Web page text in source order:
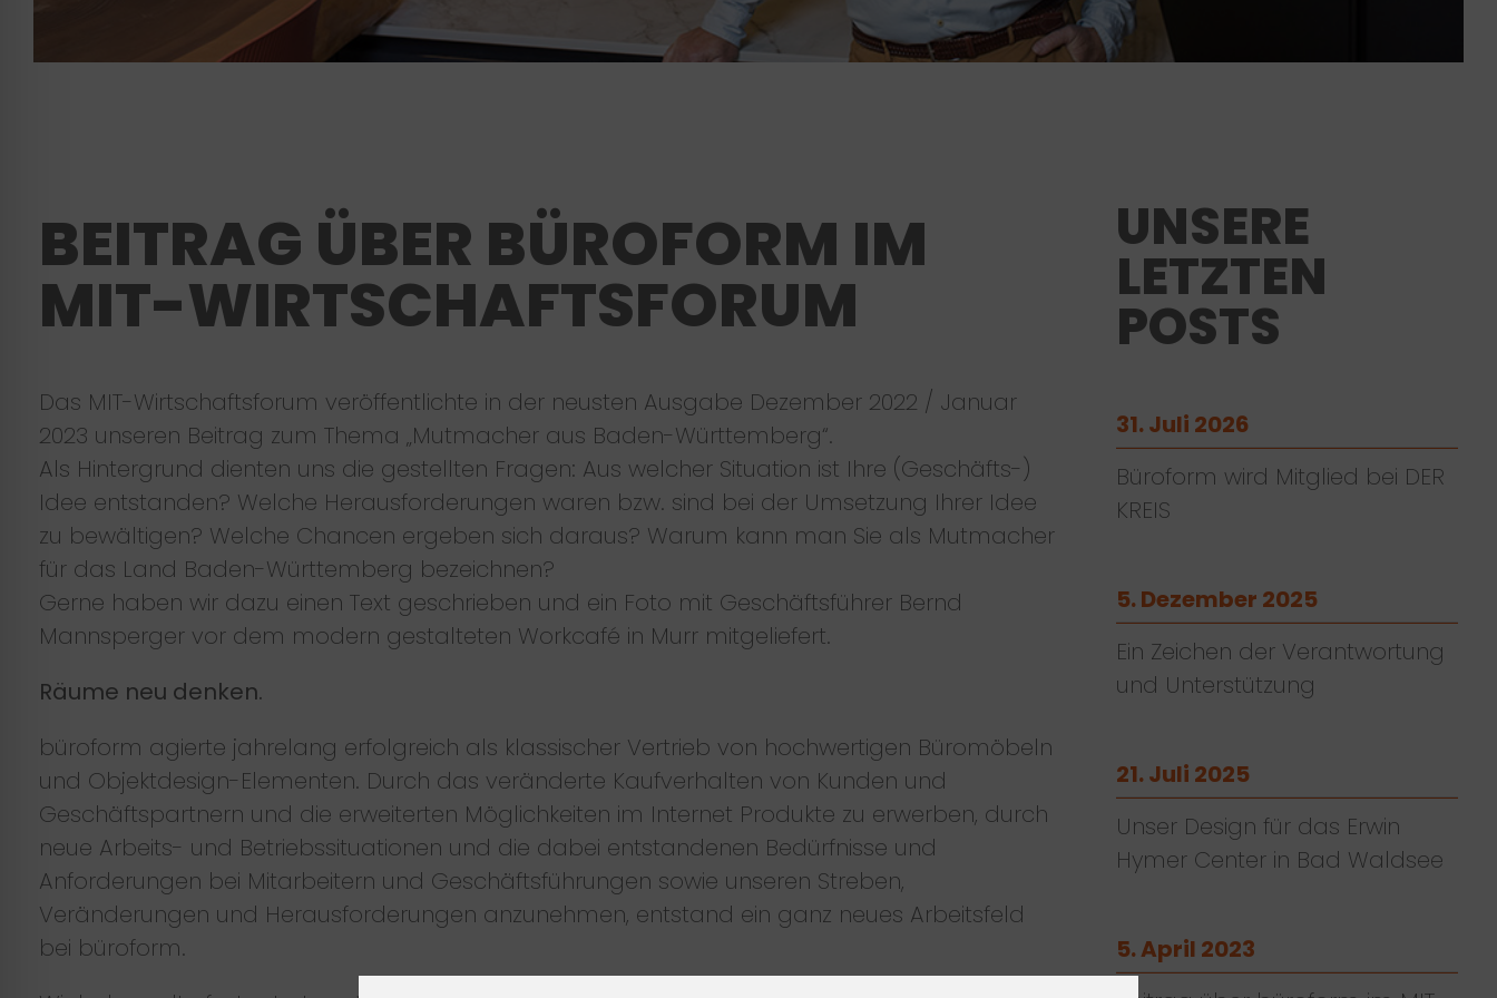
BEITRAG ÜBER BÜROFORM IM
MIT-WIRTSCHAFTSFORUM
Das MIT-Wirtschaftsforum veröffentlichte in der neusten Ausgabe Dezember 2022 / Januar
2023 unseren Beitrag zum Thema „Mutmacher aus Baden-Württemberg“.
Als Hintergrund dienten uns die gestellten Fragen: Aus welcher Situation ist Ihre (Geschäfts-)
Idee entstanden? Welche Herausforderungen waren bzw. sind bei der Umsetzung Ihrer Idee
zu bewältigen? Welche Chancen ergeben sich daraus? Warum kann man Sie als Mutmacher
für das Land Baden-Württemberg bezeichnen?
Gerne haben wir dazu einen Text geschrieben und ein Foto mit Geschäftsführer Bernd
Mannsperger vor dem modern gestalteten Workcafé in Murr mitgeliefert.
Räume neu denken.
büroform agierte jahrelang erfolgreich als klassischer Vertrieb von hochwertigen Büromöbeln
und Objektdesign-Elementen. Durch das veränderte Kaufverhalten von Kunden und
Geschäftspartnern und die erweiterten Möglichkeiten im Internet Produkte zu erwerben, durch
neue Arbeits- und Betriebssituationen und die dabei entstandenen Bedürfnisse und
Anforderungen bei Mitarbeitern und Geschäftsführungen sowie unseren Streben,
Veränderungen und Herausforderungen anzunehmen, entstand ein ganz neues Arbeitsfeld
bei büroform.
UNSERE
LETZTEN
POSTS
31. Juli 2026
Büroform wird Mitglied bei DER
KREIS
5. Dezember 2025
Ein Zeichen der Verantwortung
und Unterstützung
21. Juli 2025
Unser Design für das Erwin
Hymer Center in Bad Waldsee
5. April 2023